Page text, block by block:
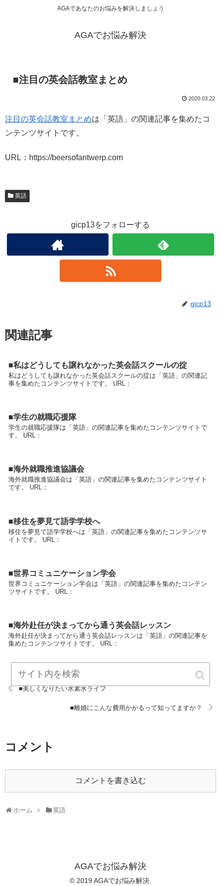
AGAであなたのお悩みを解決しましょう
AGAでお悩み解決
■注目の英会話教室まとめ
2020.03.22
注目の英会話教室まとめは「英語」の関連記事を集めたコ
ンテンツサイトです。
URL：https://beersofantwerp.com
英語
gicp13をフォローする
gicp13
関連記事
■私はどうしても譲れなかった英会話スクールの掟
私はどうしても譲れなかった英会話スクールの掟は「英語」の関連記
事を集めたコンテンツサイトです。 URL：
■学生の就職応援隊
学生の就職応援隊は「英語」の関連記事を集めたコンテンツサイトで
す。 URL：
■海外就職推進協議会
海外就職推進協議会は「英語」の関連記事を集めたコンテンツサイト
です。 URL：
■移住を夢見て語学学校へ
移住を夢見て語学学校へは「英語」の関連記事を集めたコンテンツサ
イトです。 URL：
■世界コミュニケーション学会
世界コミュニケーション学会は「英語」の関連記事を集めたコンテン
ツサイトです。 URL：
■海外赴任が決まってから通う英会話レッスン
海外赴任が決まってから通う英会話レッスンは「英語」の関連記事を
集めたコンテンツサイトです。 URL：
■美しくなりたい水素水ライフ
■離婚にこんな費用かかるって知ってますか？
コメント
コメントを書き込む
ホーム 英語
AGAでお悩み解決
© 2019 AGAでお悩み解決.